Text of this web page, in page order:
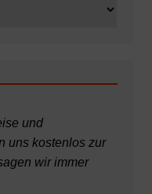
und
uns kostenlos zur
wir immer